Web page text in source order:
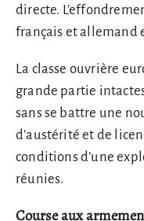
directe.
français et allemand
La classe ouvrière
grande partie
sans se battre une
d’austérité et de
conditions d’une
réunies.
Course aux